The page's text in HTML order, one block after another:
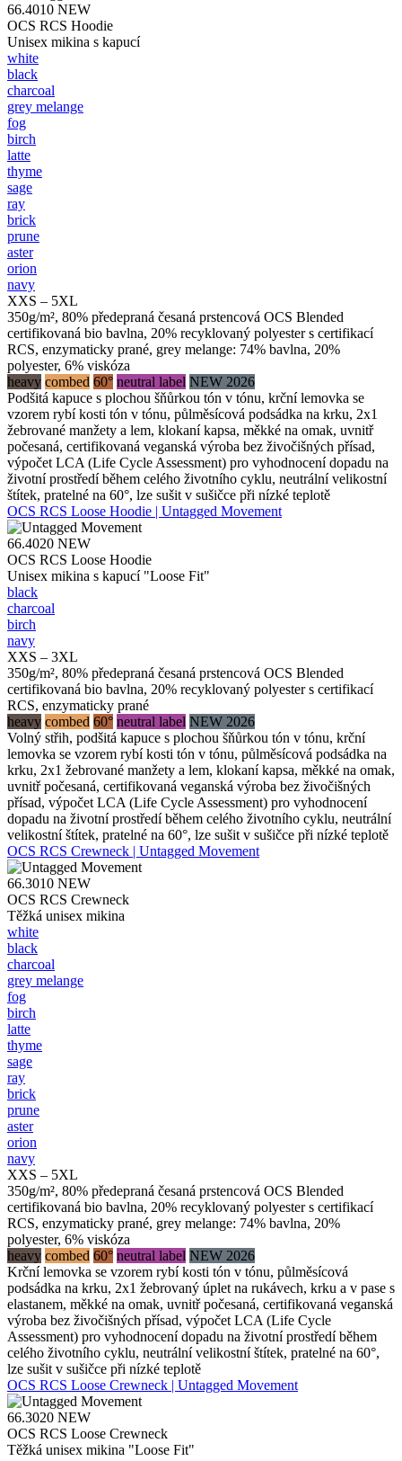
66.4010 NEW
OCS RCS Hoodie
Unisex mikina s kapucí
white
black
charcoal
grey melange
fog
birch
latte
thyme
sage
ray
brick
prune
aster
orion
navy
XXS – 5XL
350g/m², 80% předepraná česaná prstencová OCS Blended
certifikovaná bio bavlna, 20% recyklovaný polyester s certifikací
RCS, enzymaticky prané, grey melange: 74% bavlna, 20%
polyester, 6% viskóza
heavy combed 60° neutral label NEW 2026
Podšitá kapuce s plochou šňůrkou tón v tónu, krční lemovka se
vzorem rybí kosti tón v tónu, půlměsícová podsádka na krku, 2x1
žebrované manžety a lem, klokaní kapsa, měkké na omak, uvnitř
počesaná, certifikovaná veganská výroba bez živočišných přísad,
výpočet LCA (Life Cycle Assessment) pro vyhodnocení dopadu na
životní prostředí během celého životního cyklu, neutrální velikostní
štítek, pratelné na 60°, lze sušit v sušičce při nízké teplotě
OCS RCS Loose Hoodie | Untagged Movement
66.4020 NEW
OCS RCS Loose Hoodie
Unisex mikina s kapucí "Loose Fit"
black
charcoal
birch
navy
XXS – 3XL
350g/m², 80% předepraná česaná prstencová OCS Blended
certifikovaná bio bavlna, 20% recyklovaný polyester s certifikací
RCS, enzymaticky prané
heavy combed 60° neutral label NEW 2026
Volný střih, podšitá kapuce s plochou šňůrkou tón v tónu, krční
lemovka se vzorem rybí kosti tón v tónu, půlměsícová podsádka na
krku, 2x1 žebrované manžety a lem, klokaní kapsa, měkké na omak,
uvnitř počesaná, certifikovaná veganská výroba bez živočišných
přísad, výpočet LCA (Life Cycle Assessment) pro vyhodnocení
dopadu na životní prostředí během celého životního cyklu, neutrální
velikostní štítek, pratelné na 60°, lze sušit v sušičce při nízké teplotě
OCS RCS Crewneck | Untagged Movement
66.3010 NEW
OCS RCS Crewneck
Těžká unisex mikina
white
black
charcoal
grey melange
fog
birch
latte
thyme
sage
ray
brick
prune
aster
orion
navy
XXS – 5XL
350g/m², 80% předepraná česaná prstencová OCS Blended
certifikovaná bio bavlna, 20% recyklovaný polyester s certifikací
RCS, enzymaticky prané, grey melange: 74% bavlna, 20%
polyester, 6% viskóza
heavy combed 60° neutral label NEW 2026
Krční lemovka se vzorem rybí kosti tón v tónu, půlměsícová
podsádka na krku, 2x1 žebrovaný úplet na rukávech, krku a v pase s
elastanem, měkké na omak, uvnitř počesaná, certifikovaná veganská
výroba bez živočišných přísad, výpočet LCA (Life Cycle
Assessment) pro vyhodnocení dopadu na životní prostředí během
celého životního cyklu, neutrální velikostní štítek, pratelné na 60°,
lze sušit v sušičce při nízké teplotě
OCS RCS Loose Crewneck | Untagged Movement
66.3020 NEW
OCS RCS Loose Crewneck
Těžká unisex mikina "Loose Fit"